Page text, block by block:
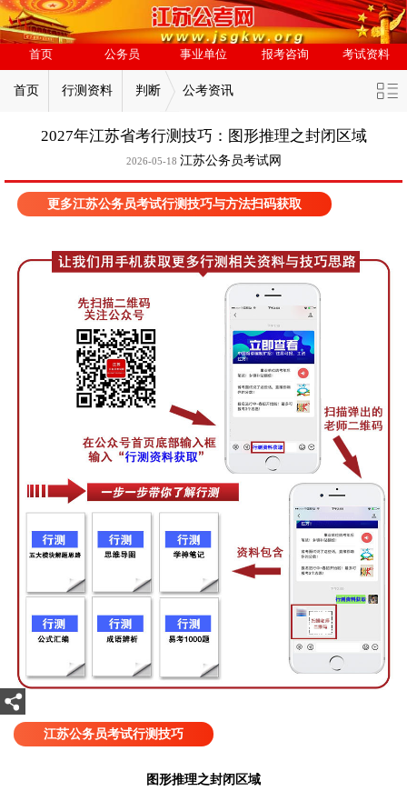
首页 公务员 事业单位 报考咨询 考试资料
首页 行测资料 判断 公考资讯
2027年江苏省考行测技巧：图形推理之封闭区域
2026-05-18 江苏公务员考试网
更多江苏公务员考试行测技巧与方法扫码获取
江苏公务员考试行测技巧
图形推理之封闭区域